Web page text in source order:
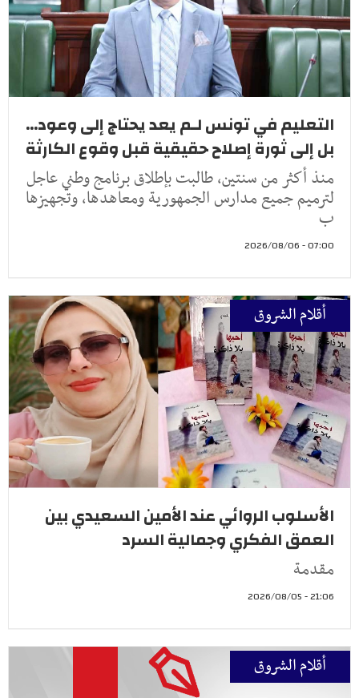
التعليم في تونس لـم يعد يحتاج إلى وعود...
بل إلى ثورة إصلاح حقيقية قبل وقوع الكارثة
منذ أكثر من سنتين، طالبت بإطلاق برنامج وطني عاجل
لترميم جميع مدارس الجمهورية ومعاهدها، وتجهيزها
ب
07:00 - 2026/08/06
أقلام الشروق
الأسلوب الروائي عند الأمين السعيدي بين
العمق الفكري وجمالية السرد
مقدمة
21:06 - 2026/08/05
أقلام الشروق